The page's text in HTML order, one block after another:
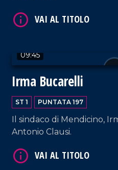
09:45
Irma Bucarelli
ST 1 PUNTATA 197
Il sindaco di Mendicino,
Antonio Clausi.